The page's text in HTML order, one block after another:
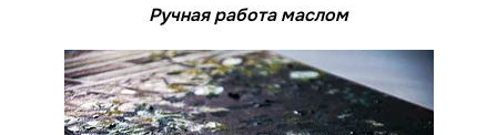
Ручная работа маслом